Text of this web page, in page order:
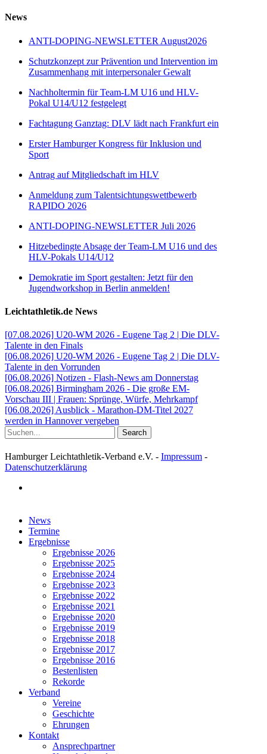
News
ANTI-DOPING-NEWSLETTER August2026
Schutzkonzept zur Prävention und Intervention im
Zusammenhang mit interpersonaler Gewalt
Nachholtermin für Team-LM U16 und HLV-
Pokal U14/U12 festgelegt
Fachtagung Ganztag: DLV lädt nach Frankfurt ein
Erster Hamburger Kongress für Inklusion und
Sport
Antrag auf Mitgliedschaft im HLV
Anmeldung zum Talentsichtungswettbewerb
RAPIDO 2026
ANTI-DOPING-NEWSLETTER Juli 2026
Hitzebedingte Absage der Team-LM U16 und des
HLV-Pokals U14/U12
Demokratie im Sport gestalten: Jetzt für den
Jugendworkshop in Berlin anmelden!
Leichtathletik.de News
[07.08.2026] U20-WM 2026 - Eugene Tag 2 | Die DLV-
Talente in den Finals
[06.08.2026] U20-WM 2026 - Eugene Tag 2 | Die DLV-
Talente in den Vorrunden
[06.08.2026] Notizen - Flash-News am Donnerstag
[06.08.2026] Birmingham 2026 - Die große EM-
Vorschau III | Frauen: Sprünge, Würfe, Mehrkampf
[06.08.2026] Ausblick - Marathon-DM-Titel 2027
werden in Hannover vergeben
Search
Hamburger Leichtathletik-Verband e.V. - Impressum -
Datenschutzerklärung
Close
Menu
News
Termine
Ergebnisse
Ergebnisse 2026
Ergebnisse 2025
Ergebnisse 2024
Ergebnisse 2023
Ergebnisse 2022
Ergebnisse 2021
Ergebnisse 2020
Ergebnisse 2019
Ergebnisse 2018
Ergebnisse 2017
Ergebnisse 2016
Bestenlisten
Rekorde
Verband
Vereine
Geschichte
Ehrungen
Kontakt
Ansprechpartner